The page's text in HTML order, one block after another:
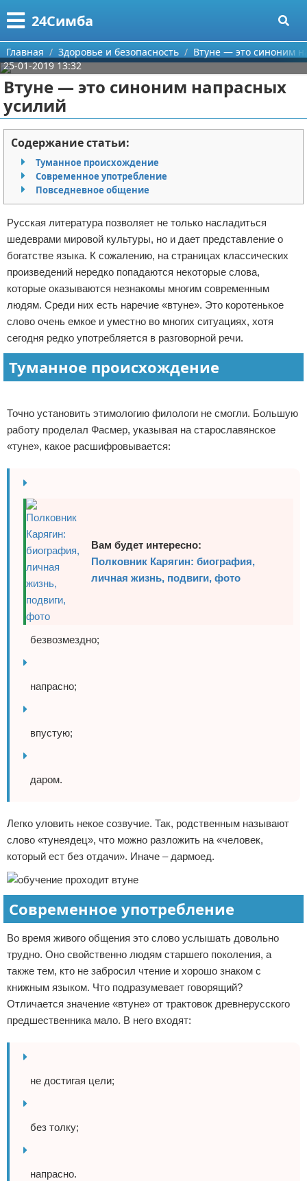
24Симба
Меню
Главная
Категории
Государство и право
Причинение вреда
Иммиграция
Здоровье и безопасность
Авторские права
Поиск
О проекте
Контакты
Сотрудничество
Размещение рекламы
Для правообладателей
Условия предоставления информации
Отказ от ответственности
Главная Здоровье и безопасность
Втуне — это синоним
25-01-2019 13:32
Втуне — это синоним напрасных
усилий
Содержание статьи:
Туманное происхождение
Современное употребление
Повседневное общение
Русская литература позволяет не только насладиться
шедеврами мировой культуры, но и дает представление о
богатстве языка. К сожалению, на страницах классических
произведений нередко попадаются некоторые слова,
которые оказываются незнакомы многим современным
людям. Среди них есть наречие «втуне». Это коротенькое
слово очень емкое и уместно во многих ситуациях, хотя
сегодня редко употребляется в разговорной речи.
Туманное происхождение
Точно установить этимологию филологи не смогли. Большую
работу проделал Фасмер, указывая на старославянское
«туне», какое расшифровывается:
Вам будет интересно:
Полковник Карягин: биография,
личная жизнь, подвиги, фото
безвозмездно;
напрасно;
впустую;
даром.
Легко уловить некое созвучие. Так, родственным называют
слово «тунеядец», что можно разложить на «человек,
который ест без отдачи». Иначе – дармоед.
Современное употребление
Во время живого общения это слово услышать довольно
трудно. Оно свойственно людям старшего поколения, а
также тем, кто не забросил чтение и хорошо знаком с
книжным языком. Что подразумевает говорящий?
Отличается значение «втуне» от трактовок древнерусского
предшественника мало. В него входят:
не достигая цели;
без толку;
напрасно.